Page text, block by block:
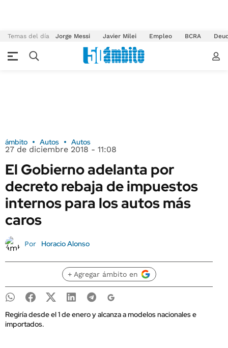
Temas del día Jorge Messi Javier Milei Empleo BCRA
ámbito Autos Autos
27 de diciembre 2018 - 11:08
El Gobierno adelanta por
decreto rebaja de impuestos
internos para los autos más
caros
Por Horacio Alonso
+ Agregar ámbito en
Regiría desde el 1 de enero y alcanza a modelos nacionales e
importados.